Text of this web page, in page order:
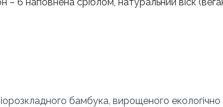
бамбука, вирощеного